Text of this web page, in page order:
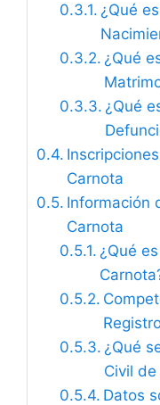
¿Qué
¿Qué
¿Qué
Carnota
Información
Carnota
¿Qué
¿Qué
Civil
Datos